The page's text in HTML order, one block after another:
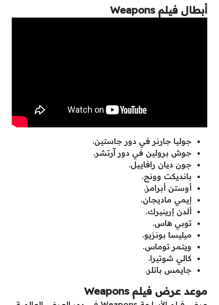
أبطال فيلم Weapons
جوليا جارنر في دور جاستين.
جوش برولين في دور آرتشر.
جون ديان رافاييل.
بانديكت وونج.
أوستن أبرامز.
إيمي ماديجان.
ألدن إرينيرك.
توبي هاس.
ميليسا بونزيو.
ويتمر توماس.
كالي شوتيرا.
جايمس باتلر.
موعد عرض فيلم Weapons